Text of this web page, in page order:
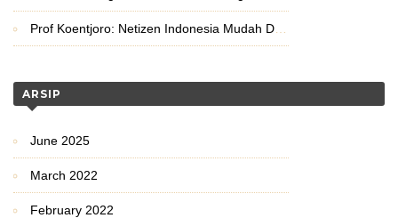
Prof Koentjoro: Netizen Indonesia Mudah Disulut Emosinya
ARSIP
June 2025
March 2022
February 2022